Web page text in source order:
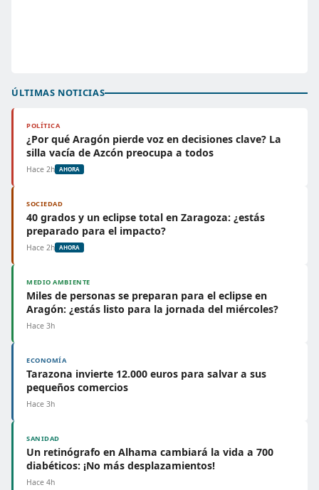
ÚLTIMAS NOTICIAS
POLÍTICA
¿Por qué Aragón pierde voz en decisiones clave? La
silla vacía de Azcón preocupa a todos
Hace 2h AHORA
SOCIEDAD
40 grados y un eclipse total en Zaragoza: ¿estás
preparado para el impacto?
Hace 2h AHORA
MEDIO AMBIENTE
Miles de personas se preparan para el eclipse en
Aragón: ¿estás listo para la jornada del miércoles?
Hace 3h
ECONOMÍA
Tarazona invierte 12.000 euros para salvar a sus
pequeños comercios
Hace 3h
SANIDAD
Un retinógrafo en Alhama cambiará la vida a 700
diabéticos: ¡No más desplazamientos!
Hace 4h